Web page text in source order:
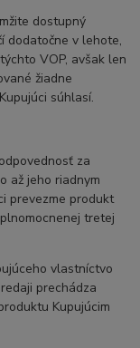
dostupný
dodatočne v lehote,
VOP, avšak len
žiadne
súhlasí.
za
až jeho riadnym
prevezme produkt
tretej
vlastníctvo
prechádza
Kupujúcim